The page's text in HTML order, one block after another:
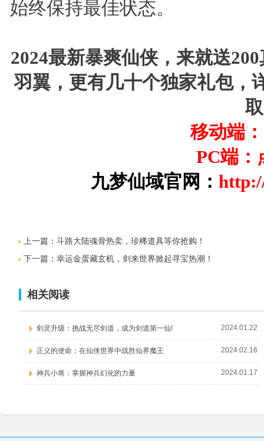
始终保持最佳状态。
2024最新暴爽仙侠，来就送
羽翼，更有几十个独家礼包，
移动端
PC端：
九梦仙域官网：
上一篇： 斗路大陆魂骨热卖，珍稀道具等你抢购！
下一篇： 幸运金蛋藏玄机，剑来世界掀起寻宝热潮！
相关阅读
剑灵升级：挑战无尽剑道，成为剑道第一仙! 2024.01.22
正义的使命：在仙侠世界中战胜仙界魔王 2024.02.16
神兵小将：掌握神兵幻化的力量 2024.01.17